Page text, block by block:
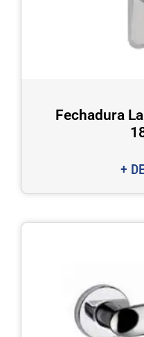
Fechadura
+